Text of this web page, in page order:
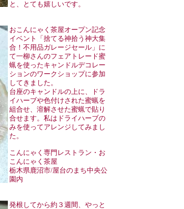
と、とても嬉しいです。
おこんにゃく茶屋オープン記念
イベント「捨てる神拾う神大集
合！不用品ガレージセール」に
て一柳さんのフェアトレード蜜
蝋を使ったキャンドルデコレー
ションのワークショップに参加
してきました。
台座のキャンドルの上に、ドラ
イハーブや色付けされた蜜蝋を
組合せ、溶解させた蜜蝋で貼り
合せます。私はドライハーブの
みを使ってアレンジしてみまし
た。
こんにゃく専門レストラン・お
こんにゃく茶屋
栃木県鹿沼市/屋台のまち中央公
園内
発根してから約３週間、やっと